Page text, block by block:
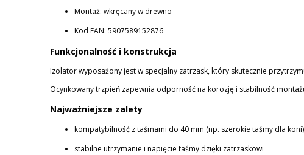
Montaż: wkręcany w drewno
Kod EAN: 5907589152876
Funkcjonalność i konstrukcja
Izolator wyposażony jest w specjalny zatrzask, który skutecznie
Ocynkowany trzpień zapewnia odporność na korozję i stabilność
Najważniejsze zalety
kompatybilność z taśmami do 40 mm (np. szerokie taśmy dla koni)
stabilne utrzymanie i napięcie taśmy dzięki zatrzaskowi